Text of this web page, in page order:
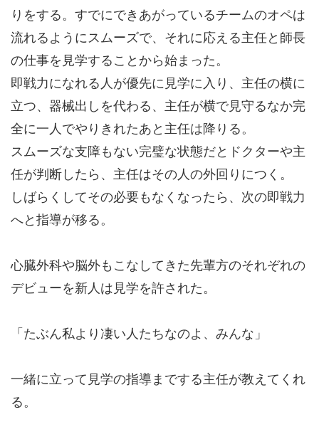
りをする。すでにできあがっているチームのオペは
流れるようにスムーズで、それに応える主任と師長
の仕事を見学することから始まった。
即戦力になれる人が優先に見学に入り、主任の横に
立つ、器械出しを代わる、主任が横で見守るなか完
全に一人でやりきれたあと主任は降りる。
スムーズな支障もない完璧な状態だとドクターや主
任が判断したら、主任はその人の外回りにつく。
しばらくしてその必要もなくなったら、次の即戦力
へと指導が移る。
心臓外科や脳外もこなしてきた先輩方のそれぞれの
デビューを新人は見学を許された。
「たぶん私より凄い人たちなのよ、みんな」
一緒に立って見学の指導までする主任が教えてくれ
る。